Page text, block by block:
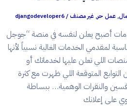
, عمل حر, غير مصنف /
djangodeveloper6
أصبح يعلن لنفسه في منصة “جوجل
لمقدمي الخدمات الغالية نسبياً لأنها
اللي تعلن عليها لخدماتك أو
المتوقعة اللي ظهرت مع كثرة
والنقرات الوهمية… ببساطة
على إعلانك